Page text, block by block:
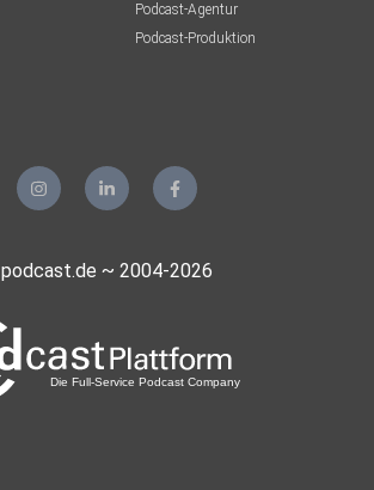
Podcast-Agentur
Podcast-Produktion
podcast.de ~ 2004-2026